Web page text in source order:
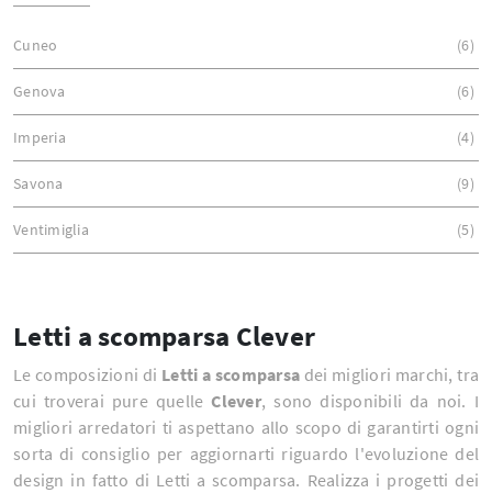
Cuneo 6
Genova 6
Imperia 4
Savona 9
Ventimiglia 5
Letti a scomparsa Clever
Le composizioni di Letti a scomparsa dei migliori marchi, tra
cui troverai pure quelleClever, sono disponibili da noi. I
migliori arredatori ti aspettano allo scopo di garantirti ogni
sorta di consiglio per aggiornarti riguardo l'evoluzione del
design in fatto di Letti a scomparsa. Realizza i progetti dei